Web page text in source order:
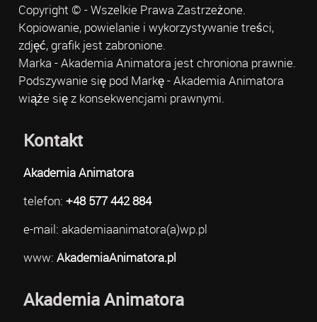
Copyright © - Wszelkie Prawa Zastrzeżone.
Kopiowanie, powielanie i wykorzystywanie treści,
zdjęć, grafik jest zabronione.
Marka - Akademia Animatora jest chroniona prawnie.
Podszywanie się pod Markę - Akademia Animatora
wiąże się z konsekwencjami prawnymi.
Kontakt
Akademia Animatora
telefon: +48 577 442 884
e-mail: akademiaanimatora(a)wp.pl
www: AkademiaAnimatora.pl
Akademia Animatora